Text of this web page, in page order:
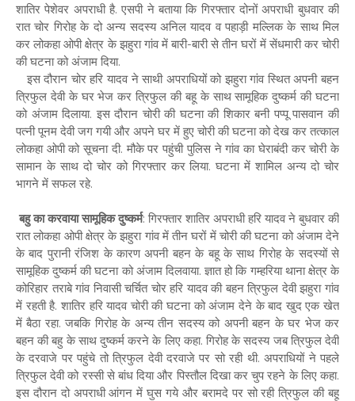
शातिर पेशेवर अपराधी है. एसपी ने बताया कि गिरफ्तार दोनों अपराधी बुधवार की
रात चोर गिरोह के दो अन्य सदस्य अनिल यादव व पहाड़ी मल्लिक के साथ मिल
कर लोकहा ओपी क्षेत्र के झहुरा गांव में बारी-बारी से तीन घरों में सेंधमारी कर चोरी
की घटना को अंजाम दिया.
इस दौरान चोर हरि यादव ने साथी अपराधियों को झहुरा गांव स्थित अपनी बहन
त्रिफुल देवी के घर भेज कर त्रिफुल की बहू के साथ सामूहिक दुष्कर्म की घटना
को अंजाम दिलाया. इस दौरान चोरी की घटना की शिकार बनी पप्पू पासवान की
पत्नी पूनम देवी जग गयी और अपने घर में हुए चोरी की घटना को देख कर तत्काल
लोकहा ओपी को सूचना दी. मौके पर पहुंची पुलिस ने गांव का घेराबंदी कर चोरी के
सामान के साथ दो चोर को गिरफ्तार कर लिया. घटना में शामिल अन्य दो चोर
भागने में सफल रहे.
बहु का करवाया सामूहिक दुष्कर्म: गिरफ्तार शातिर अपराधी हरि यादव ने बुधवार की
रात लोकहा ओपी क्षेत्र के झहुरा गांव में तीन घरों में चोरी की घटना को अंजाम देने
के बाद पुरानी रंजिश के कारण अपनी बहन के बहू के साथ गिरोह के सदस्यों से
सामूहिक दुष्कर्म की घटना को अंजाम दिलवाया. ज्ञात हो कि गम्हरिया थाना क्षेत्र के
कोरिहार तराबे गांव निवासी चर्चित चोर हरि यादव की बहन त्रिफुल देवी झहुरा गांव
में रहती है. शातिर हरि यादव चोरी की घटना को अंजाम देने के बाद खुद एक खेत
में बैठा रहा. जबकि गिरोह के अन्य तीन सदस्य को अपनी बहन के घर भेज कर
बहन की बहु के साथ दुष्कर्म करने के लिए कहा. गिरोह के सदस्य जब त्रिफुल देवी
के दरवाजे पर पहुंचे तो त्रिफुल देवी दरवाजे पर सो रही थी. अपराधियों ने पहले
त्रिफुल देवी को रस्सी से बांध दिया और पिस्तौल दिखा कर चुप रहने के लिए कहा.
इस दौरान दो अपराधी आंगन में घुस गये और बरामदे पर सो रही त्रिफुल की बहू